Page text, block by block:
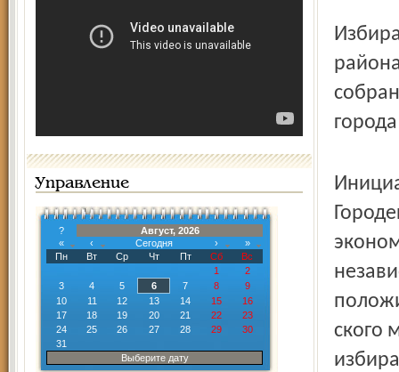
Управление
?
Август, 2026
«
‹ Сегодня ›
»
Пн
Вт Ср Чт Пт Сб
Вс
1
2
3
4 5 6 7 8
9
10
11 12 13 14 15
16
17
18 19 20 21 22
23
24
25 26 27 28 29
30
31
Выберите дату
ского